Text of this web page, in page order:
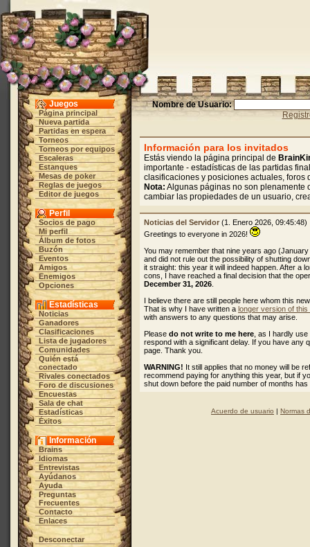
Juegos
Página principal
Nueva partida
Partidas en espera
Torneos
Torneos por equipos
Escaleras
Estanques
Mesas de poker
Reglas de juegos
Editor de juegos
Perfil
Socios de pago
Mi perfil
Álbum de fotos
Buzón
Eventos
Amigos
Enemigos
Opciones
Estadísticas
Noticias
Ganadores
Clasificaciones
Lista de jugadores
Comunidades
Quién está
conectado
Rivales conectados
Foro de discusiones
Encuestas
Sala de chat
Estadísticas
Éxitos
Información
Brains
Idiomas
Entrevistas
Ayúdanos
Ayuda
Preguntas
Frecuentes
Contacto
Enlaces
Desconectar
Nombre de Usuario:
Información para los invitados
Estás viendo la página principal de
importante - estadísticas de las partidas
clasificaciones y posiciones actuales, foros
Nota: Algunas páginas no son plenamente
cambiar las propiedades de un usuario,
Noticias del Servidor (1. Enero 2026, 09:45:48)
Greetings to everyone in 2026!
You may remember that nine years ago
and did not rule out the possibility of shutting
it straight: this year it will indeed happen. After a
cons, I have reached a final decision that the
December 31, 2026
I believe there are still people here whom this
That is why I have written a longer version of this
with answers to any questions that may arise.
Please do not write to me here , as I hardly
respond with a significant delay. If you have any
page. Thank you.
WARNING! It still applies that no money will be
recommend paying for anything this year, but if
shut down before the paid number of months has
Acuerdo de usuario | Normas